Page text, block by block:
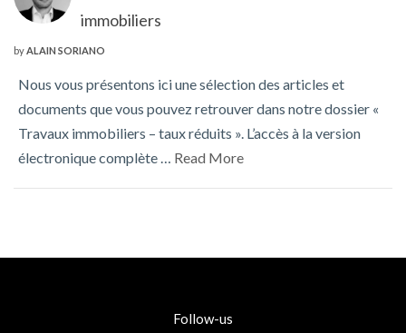
immobiliers
byALAIN SORIANO
Nous vous présentons ici une sélection des articles et
documents que vous pouvez retrouver dans notre dossier «
Travaux immobiliers – taux réduits ». L’accès à la version
électronique complète … Read More
Follow-us